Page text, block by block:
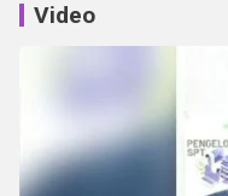
Video